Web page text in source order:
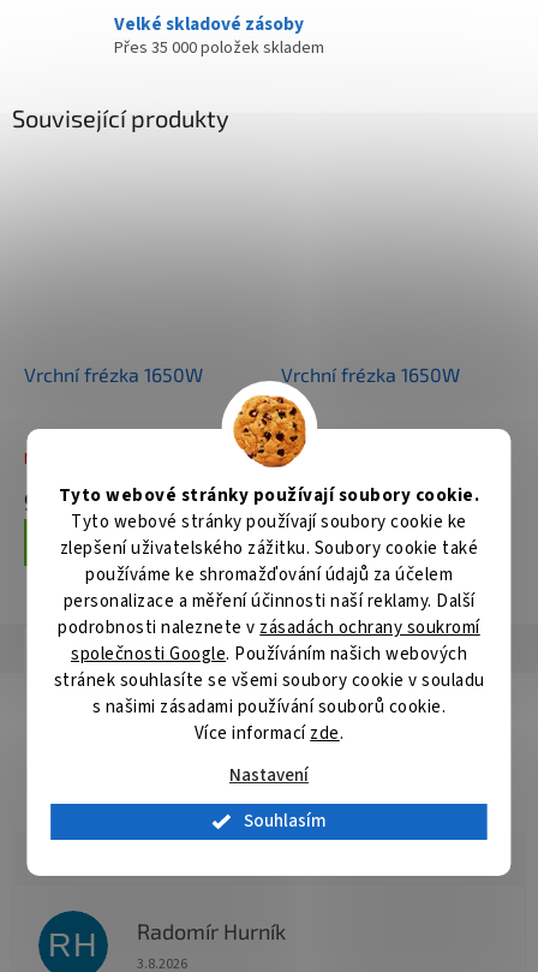
Tyto webové stránky používají soubory cookie.
Tyto webové stránky používají soubory cookie ke
zlepšení uživatelského zážitku. Soubory cookie také
používáme ke shromažďování údajů za účelem
personalizace a měření účinnosti naší reklamy. Další
podrobnosti naleznete v zásadách ochrany soukromí
společnosti Google. Používáním našich webových
stránek souhlasíte se všemi soubory cookie v souladu
s našimi zásadami používání souborů cookie.
Více informacízde.
Nastavení
Souhlasím
Velké skladové zásoby
Přes 35 000 položek skladem
Související produkty
Vrchní frézka 1650W
Není skladem
9 432 Kč
Do košíku
Vrchní frézka 1650W
Skladem
10 739 Kč
Do košíku
Popis Hodnocení Diskuze
Detailní popis produktu
RH Radomír Hurník
Hodnocení obchodu je 5 z 5 hvězdiček.
3.8.2026